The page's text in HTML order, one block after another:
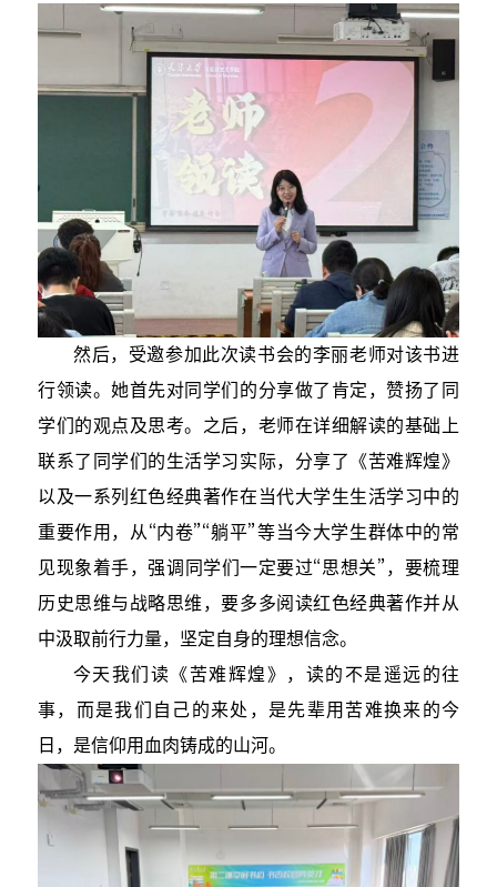
然后，受邀参加此次读书会的李丽老师对该书进
行领读。她首先对同学们的分享做了肯定，赞扬了同
学们的观点及思考。之后，老师在详细解读的基础上
联系了同学们的生活学习实际，分享了《苦难辉煌》
以及一系列红色经典著作在当代大学生生活学习中的
重要作用，从“内卷”“躺平”等当今大学生群体中的常
见现象着手，强调同学们一定要过“思想关”，要梳理
历史思维与战略思维，要多多阅读红色经典著作并从
中汲取前行力量，坚定自身的理想信念。
今天我们读《苦难辉煌》，读的不是遥远的往
事，而是我们自己的来处，是先辈用苦难换来的今
日，是信仰用血肉铸成的山河。